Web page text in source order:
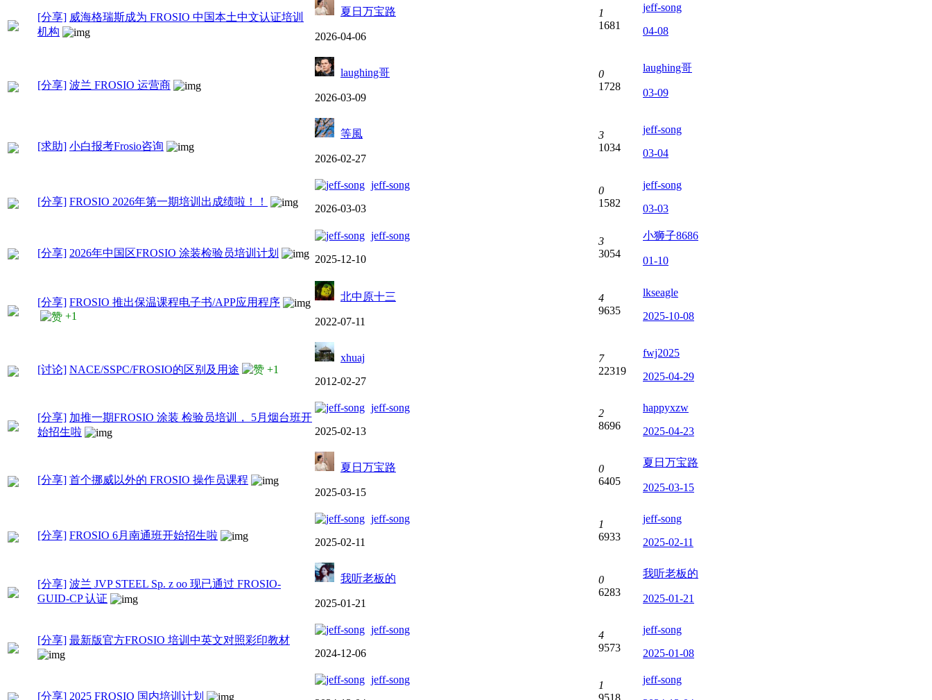
[分享] 威海格瑞斯成为 FROSIO 中国本土中文认证培训
机构
夏日万宝路
2026-04-06
1
1681
jeff-song
04-08
[分享] 波兰 FROSIO 运营商
laughing哥
2026-03-09
0
1728
laughing哥
03-09
[求助] 小白报考Frosio咨询
等風
2026-02-27
3
1034
jeff-song
03-04
[分享] FROSIO 2026年第一期培训出成绩啦！！
jeff-song
2026-03-03
0
1582
jeff-song
03-03
[分享] 2026年中国区FROSIO 涂装检验员培训计划
jeff-song
2025-12-10
3
3054
小狮子8686
01-10
[分享] FROSIO 推出保温课程电子书/APP应用程序
+1
北中原十三
2022-07-11
4
9635
lkseagle
2025-10-08
[讨论] NACE/SSPC/FROSIO的区别及用途 +1
xhuaj
2012-02-27
7
22319
fwj2025
2025-04-29
[分享] 加推一期FROSIO 涂装 检验员培训， 5月烟台班开
始招生啦
jeff-song
2025-02-13
2
8696
happyxzw
2025-04-23
[分享] 首个挪威以外的 FROSIO 操作员课程
夏日万宝路
2025-03-15
0
6405
夏日万宝路
2025-03-15
[分享] FROSIO 6月南通班开始招生啦
jeff-song
2025-02-11
1
6933
jeff-song
2025-02-11
[分享] 波兰 JVP STEEL Sp. z oo 现已通过 FROSIO-
GUID-CP 认证
我听老板的
2025-01-21
0
6283
我听老板的
2025-01-21
[分享] 最新版官方FROSIO 培训中英文对照彩印教材
jeff-song
2024-12-06
4
9573
jeff-song
2025-01-08
[分享] 2025 FROSIO 国内培训计划
jeff-song
1
9518
jeff-song